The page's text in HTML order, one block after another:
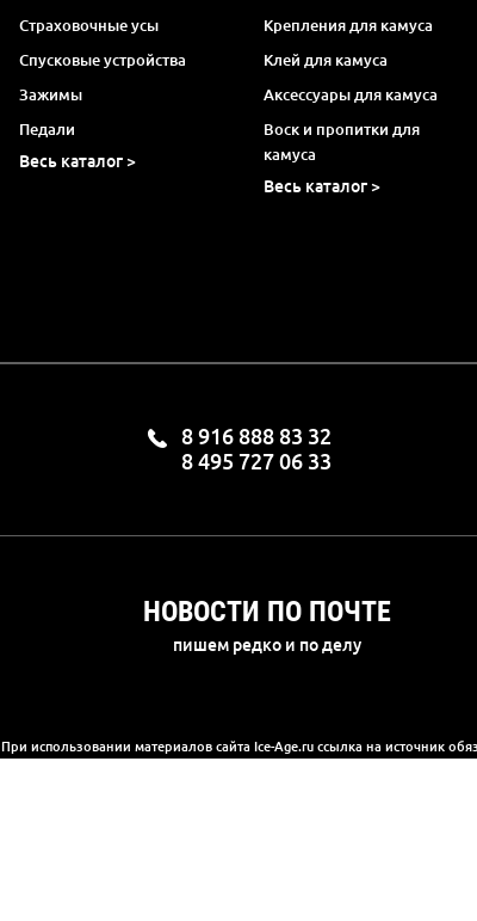
Страховочные усы
Спусковые устройства
Зажимы
Педали
Весь каталог >
Крепления для камуса
Клей для камуса
Аксессуары для камуса
Воск и пропитки для
камуса
Весь каталог >
8 916 888 83 32
8 495 727 06 33
НОВОСТИ ПО ПОЧТЕ
пишем редко и по делу
При использовании материалов сайта Ice-Age.ru ссылка на источник